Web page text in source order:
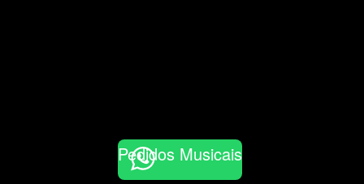
Pedidos Musicais